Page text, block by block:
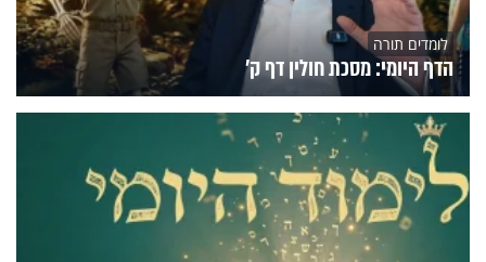
לומדים תורה
הדף היומי: מסכת חולין דף ק'